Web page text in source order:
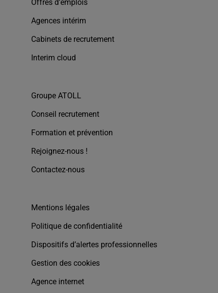
Offres d’emplois
Agences intérim
Cabinets de recrutement
Interim cloud
Groupe ATOLL
Conseil recrutement
Formation et prévention
Rejoignez-nous !
Contactez-nous
Mentions légales
Politique de confidentialité
Dispositifs d’alertes professionnelles
Gestion des cookies
Agence internet